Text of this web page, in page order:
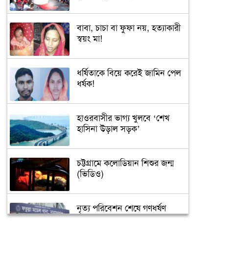
বাবা, চাচা বা ফুফা নয়, হত্যাকারী
স্বয়ং মা!
ধর্ষিতাকে বিয়ে করেই জামিন পেল
ধর্ষক!
হাওরবাসীর ভাগ্য খুলবে ‘শেখ
হাসিনা উড়াল সড়ক’
চট্টগ্রামে কলোডিয়ান শিশুর জন্ম
(ভিডিও)
নৃত্য পরিবেশন শেষে গণধর্ষণ